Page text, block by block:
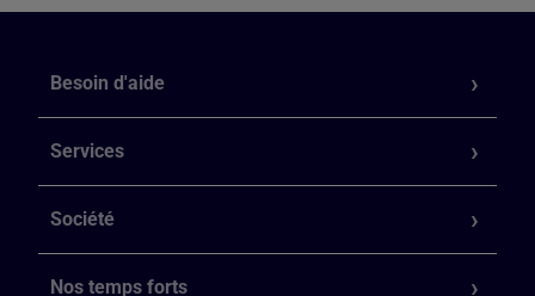
Besoin d'aide
Services
Société
Nos temps forts